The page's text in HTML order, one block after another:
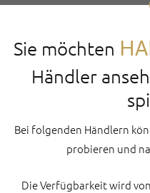
Sie möchten
Händler
Bei folgenden Händlern
probieren und
Die Verfügbarkeit wird